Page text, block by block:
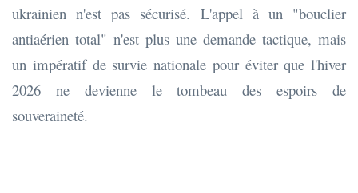
ukrainien n'est pas sécurisé. L'appel à un "bouclier
antiaérien total" n'est plus une demande tactique, mais
un impératif de survie nationale pour éviter que l'hiver
2026 ne devienne le tombeau des espoirs de
souveraineté.